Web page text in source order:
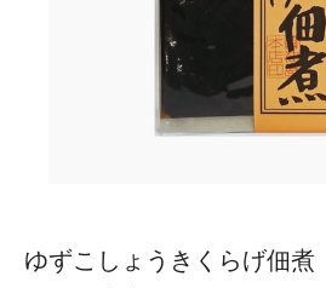
ゆずこしょうきくらげ佃